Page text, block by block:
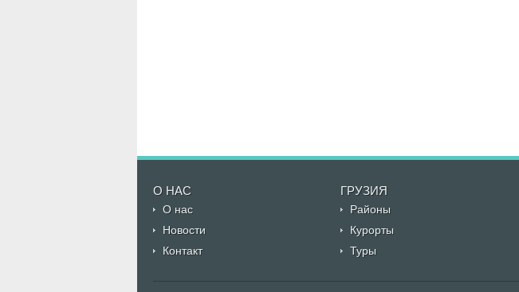
О НАС ГРУЗИЯ
О нас Районы
Новости
Курорты
Контакт
Туры